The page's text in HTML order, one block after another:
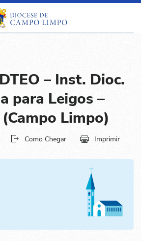
– Inst. Dioc.
para Leigos –
Limpo)
Como Chegar Imprimir